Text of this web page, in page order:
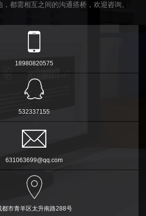
都需相互之间的沟通搭桥，欢迎咨询。
18980820575
532337155
631063699@qq.com
都市青羊区太升南路288号